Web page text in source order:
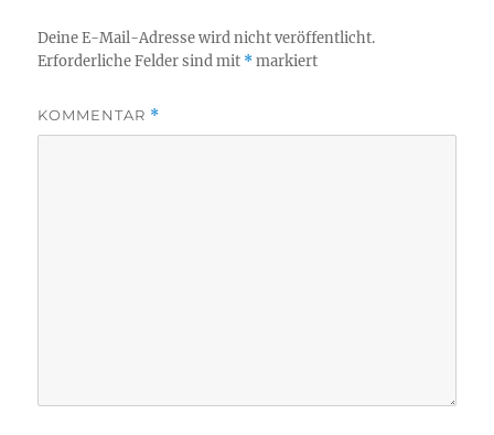
Deine E-Mail-Adresse wird nicht veröffentlicht.
Erforderliche Felder sind mit *markiert
KOMMENTAR *